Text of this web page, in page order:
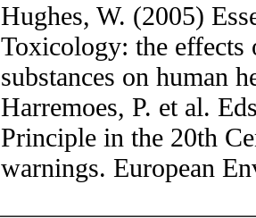
Hughes, W. (2005)
Toxicology: the effects
substances on human
Harremoes, P. et al.
Principle in the 20th
warnings. European